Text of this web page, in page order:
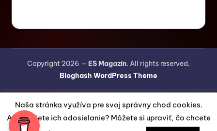
Copyright 2026 — ES Magazín. All rights reserved.
Bloghash WordPress Theme
Naša stránka využíva pre svoj správny chod cookies.
Akceptujete ich odosielanie? Môžete si upraviť, čo chcete